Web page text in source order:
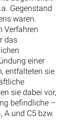
Gegenstand
waren.
Verfahren
das
einer
entfalteten sie
sie dabei vor,
befindliche –
A und C5 bzw.